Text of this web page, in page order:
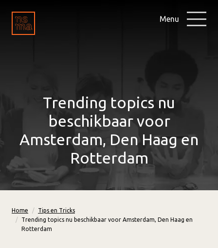
Menu
Trending topics nu
beschikbaar voor
Amsterdam, Den Haag en
Rotterdam
Home
Tips en Tricks
Trending topics nu beschikbaar voor Amsterdam, Den Haag en
Rotterdam